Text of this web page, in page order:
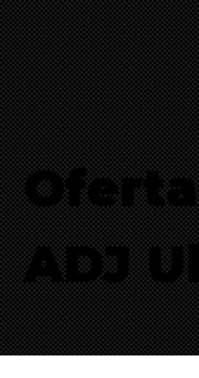
Oferta
ADJ